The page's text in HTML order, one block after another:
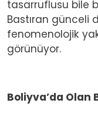
tasarruflusu bile
Bastıran günceli
fenomenolojik
görünüyor.
Boliyva’da Olan